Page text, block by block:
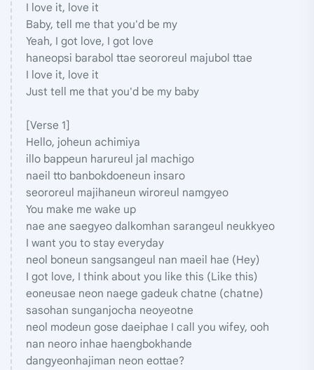
I love it, love it
Baby, tell me that you'd be my
Yeah, I got love, I got love
haneopsi barabol ttae seororeul majubol ttae
I love it, love it
Just tell me that you'd be my baby
[Verse 1]
Hello, joheun achimiya
illo bappeun harureul jal machigo
naeil tto banbokdoeneun insaro
seororeul majihaneun wiroreul namgyeo
You make me wake up
nae ane saegyeo dalkomhan sarangeul neukkyeo
I want you to stay everyday
neol boneun sangsangeul nan maeil hae (Hey)
I got love, I think about you like this (Like this)
eoneusae neon naege gadeuk chatne (chatne)
sasohan sunganjocha neoyeotne
neol modeun gose daeiphae I call you wifey, ooh
nan neoro inhae haengbokhande
dangyeonhajiman neon eottae?